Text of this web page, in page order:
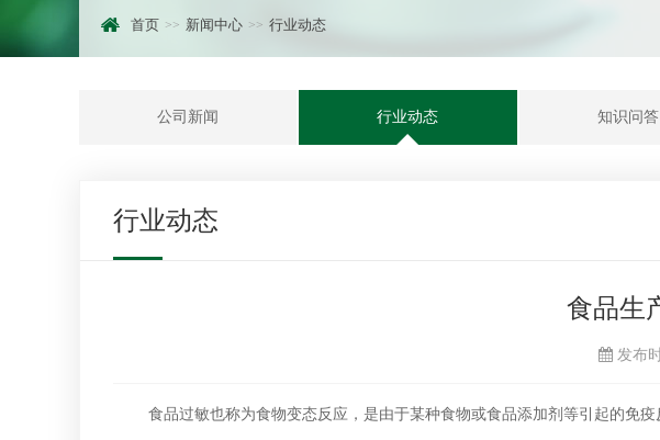
首页 新闻中心 行业动态
公司新闻 行业动态 知识问答
行业动态
食品生
发布
食品过敏也称为食物变态反应，是由于某种食物或食品添加剂等引起的免疫